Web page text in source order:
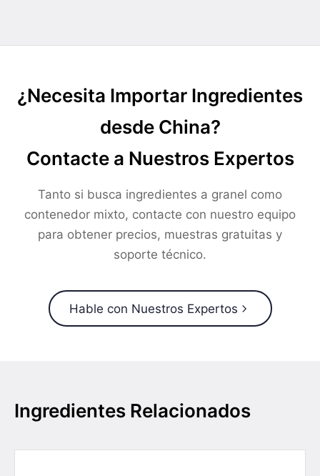
¿Necesita Importar Ingredientes
desde China?
Contacte a Nuestros Expertos
Tanto si busca ingredientes a granel como
contenedor mixto, contacte con nuestro equipo
para obtener precios, muestras gratuitas y
soporte técnico.
Hable con Nuestros Expertos
Ingredientes Relacionados